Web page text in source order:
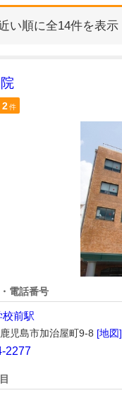
い順に全14件を表示
2件
電話番号
校前駅
児島市加治屋町9-8 [地図]
2277